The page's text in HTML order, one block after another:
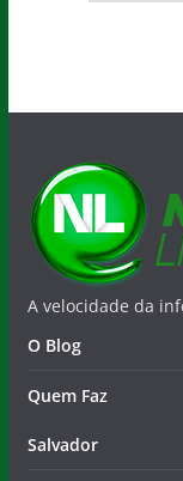
A velocidade da
O Blog
Quem Faz
Salvador